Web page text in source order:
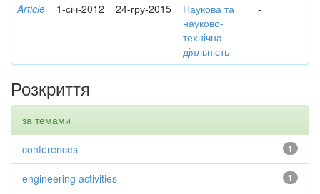
Article 1-січ-2012 24-гру-2015
Наукова та
науково-
технічна
діяльність
-
Розкриття
за темами
1
conferences
1
engineering activities